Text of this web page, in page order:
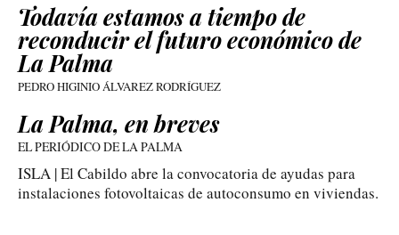
Todavía estamos a tiempo de
reconducir el futuro económico de
La Palma
PEDRO HIGINIO ÁLVAREZ RODRÍGUEZ
La Palma, en breves
EL PERIÓDICO DE LA PALMA
ISLA | El Cabildo abre la convocatoria de ayudas para
instalaciones fotovoltaicas de autoconsumo en viviendas.